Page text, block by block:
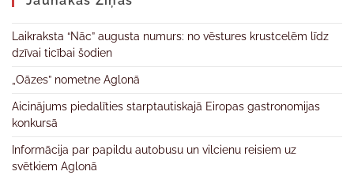
Laikraksta “Nāc” augusta numurs: no vēstures krustcelēm līdz
dzīvai ticībai šodien
„Oāzes” nometne Aglonā
Aicinājums piedalīties starptautiskajā Eiropas gastronomijas
konkursā
Informācija par papildu autobusu un vilcienu reisiem uz
svētkiem Aglonā